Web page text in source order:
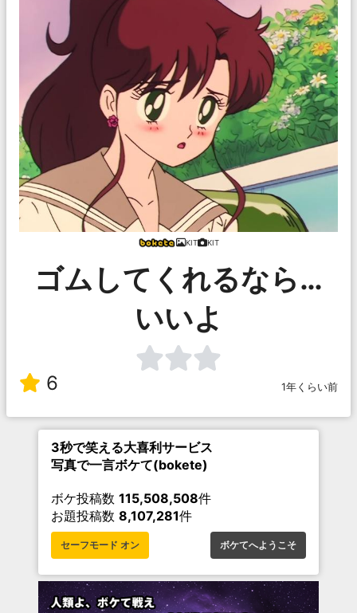
KIT KIT
ゴムしてくれるなら…
いいよ
6 1年くらい前
3秒で笑える大喜利サービス
写真で一言ボケて(bokete)
ボケ投稿数 115,508,508件
お題投稿数 8,107,281件
セーフモード オン ボケてへようこそ